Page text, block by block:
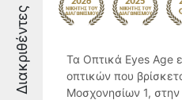
Διακριθέντες
Τα Οπτικά Eyes Age
οπτικών που
Μοσχονησίων 1, στην